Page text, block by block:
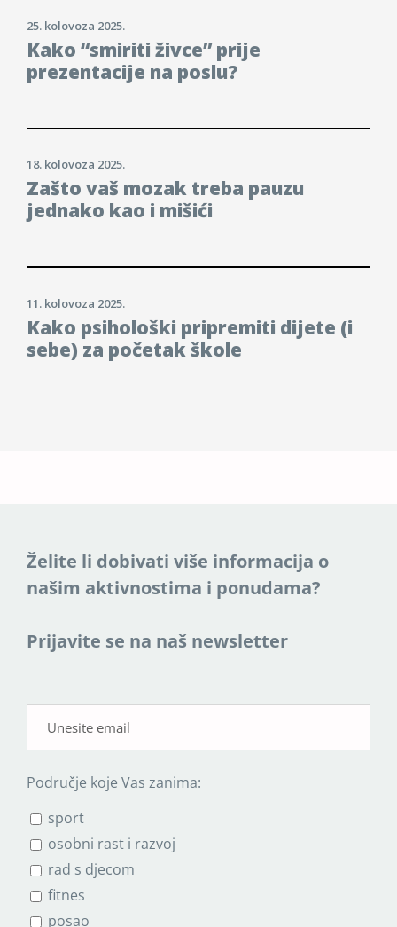
25. kolovoza 2025.
Kako “smiriti živce” prije
prezentacije na poslu?
18. kolovoza 2025.
Zašto vaš mozak treba pauzu
jednako kao i mišići
11. kolovoza 2025.
Kako psihološki pripremiti dijete (i
sebe) za početak škole
Želite li dobivati više informacija o
našim aktivnostima i ponudama?
Prijavite se na naš newsletter
Područje koje Vas zanima:
sport
osobni rast i razvoj
rad s djecom
fitnes
posao